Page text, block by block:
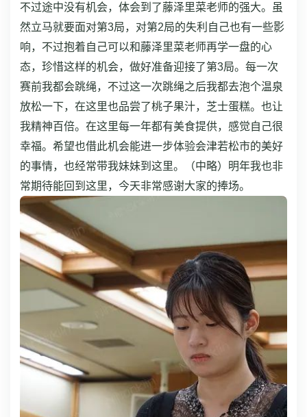
不过途中没有机会，体会到了藤泽里菜老师的强大。虽
然立马就要面对第3局，对第2局的失利自己也有一些影
响，不过抱着自己可以和藤泽里菜老师再学一盘的心
态，珍惜这样的机会，做好准备迎接了第3局。 每一次
赛前我都会跳绳，不过这一次跳绳之后我都去泡个温泉
放松一下，在这里也品尝了桃子果汁，芝士蛋糕。也让
我精神百倍。在这里每一年都有美食提供，感觉自己很
幸福。希望也借此机会能进一步体验会津若松市的美好
的事情，也经常带我妹妹到这里。（中略）明年我也非
常期待能回到这里，今天非常感谢大家的捧场。